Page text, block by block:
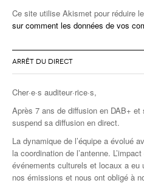
Ce site utilise Akismet pour réduire
sur comment les données de vos
ARRÊT DU DIRECT
Cher·e·s auditeur·rice·s,
Après 7 ans de diffusion en DAB+
suspend sa diffusion en direct.
La dynamique de l’équipe a évolué
la coordination de l’antenne.
événements culturels et locaux a eu
nos émissions et nous ont obligé à